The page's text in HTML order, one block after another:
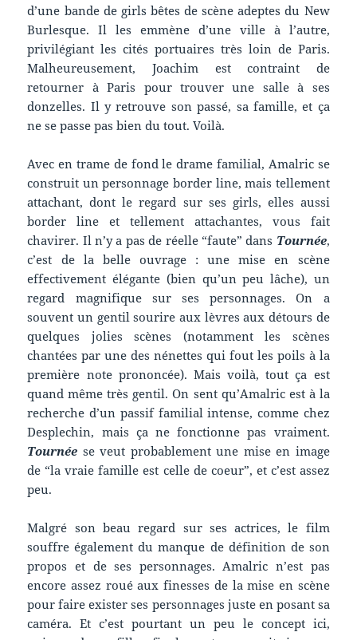
d’une bande de girls bêtes de scène adeptes du New
Burlesque. Il les emmène d’une ville à l’autre,
privilégiant les cités portuaires très loin de Paris.
Malheureusement, Joachim est contraint de
retourner à Paris pour trouver une salle à ses
donzelles. Il y retrouve son passé, sa famille, et ça
ne se passe pas bien du tout. Voilà.
Avec en trame de fond le drame familial, Amalric se
construit un personnage border line, mais tellement
attachant, dont le regard sur ses girls, elles aussi
border line et tellement attachantes, vous fait
chavirer. Il n’y a pas de réelle “faute” dans Tournée,
c’est de la belle ouvrage : une mise en scène
effectivement élégante (bien qu’un peu lâche), un
regard magnifique sur ses personnages. On a
souvent un gentil sourire aux lèvres aux détours de
quelques jolies scènes (notamment les scènes
chantées par une des nénettes qui fout les poils à la
première note prononcée). Mais voilà, tout ça est
quand même très gentil. On sent qu’Amalric est à la
recherche d’un passif familial intense, comme chez
Desplechin, mais ça ne fonctionne pas vraiment.
Tournée se veut probablement une mise en image
de “la vraie famille est celle de coeur”, et c’est assez
peu.
Malgré son beau regard sur ses actrices, le film
souffre également du manque de définition de son
propos et de ses personnages. Amalric n’est pas
encore assez roué aux finesses de la mise en scène
pour faire exister ses personnages juste en posant sa
caméra. Et c’est pourtant un peu le concept ici,